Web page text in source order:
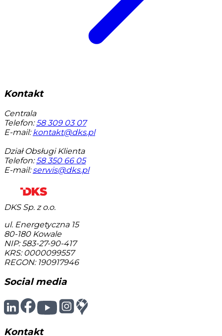
Kontakt
Centrala
Telefon: 58 309 03 07
E-mail: kontakt@dks.pl
Dział Obsługi Klienta
Telefon: 58 350 66 05
E-mail: serwis@dks.pl
DKS Sp. z o.o.
ul. Energetyczna 15
80-180 Kowale
NIP: 583-27-90-417
KRS: 0000099557
REGON: 190917946
Social media
Kontakt